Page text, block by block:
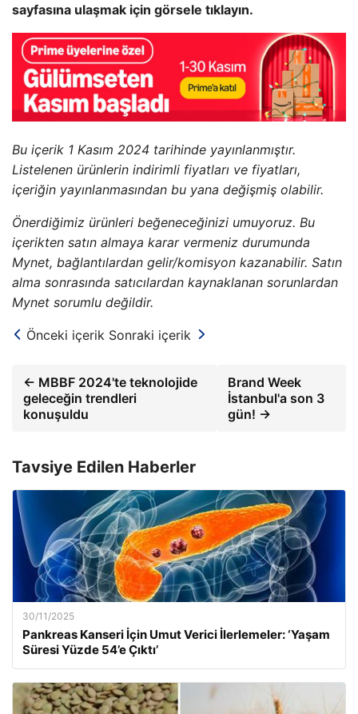
sayfasına ulaşmak için görsele tıklayın.
Bu içerik 1 Kasım 2024 tarihinde yayınlanmıştır.
Listelenen ürünlerin indirimli fiyatları ve fiyatları,
içeriğin yayınlanmasından bu yana değişmiş olabilir.
Önerdiğimiz ürünleri beğeneceğinizi umuyoruz. Bu
içerikten satın almaya karar vermeniz durumunda
Mynet, bağlantılardan gelir/komisyon kazanabilir. Satın
alma sonrasında satıcılardan kaynaklanan sorunlardan
Mynet sorumlu değildir.
Önceki içerik Sonraki içerik
← MBBF 2024'te teknolojide
geleceğin trendleri
konuşuldu
Brand Week
İstanbul'a son 3
gün! →
Tavsiye Edilen Haberler
30/11/2025
Pankreas Kanseri İçin Umut Verici İlerlemeler: ‘Yaşam
Süresi Yüzde 54’e Çıktı’